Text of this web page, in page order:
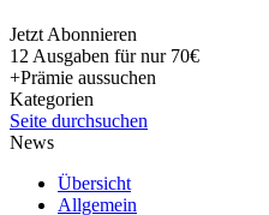
Jetzt Abonnieren
12 Ausgaben für nur 70€
+Prämie aussuchen
Kategorien
Seite durchsuchen
News
Übersicht
Allgemein